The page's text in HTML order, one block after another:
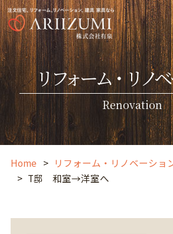
リフォーム・リノ
Renovation
Home
リフォーム・リノベーショ
T邸 和室→洋室へ